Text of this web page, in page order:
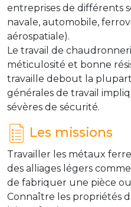
entreprises de différents
navale, automobile,
aérospatiale).
Le travail de
méticulosité et bonne
travaille debout la
générales de travail
sévères de sécurité.
Les missions
Travailler les métaux
des alliages légers
de fabriquer une pièce
Connaître les propriétés